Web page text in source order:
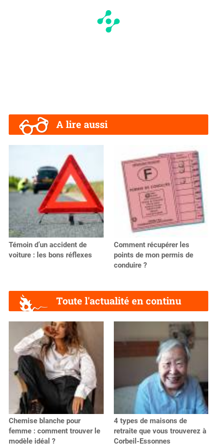
A lire aussi
Témoin d’un accident de
voiture : les bons réflexes
Comment récupérer les
points de mon permis de
conduire ?
Toute l'actualité en continu
Chemise blanche pour
femme : comment trouver le
modèle idéal ?
4 types de maisons de
retraite que vous trouverez à
Corbeil-Essonnes